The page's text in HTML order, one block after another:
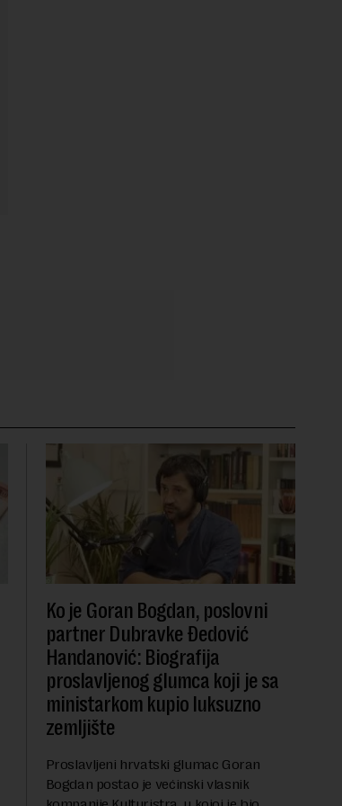
Ko je Goran Bogdan, poslovni
partner Dubravke Đedović
Handanović: Biografija
proslavljenog glumca koji je sa
ministarkom kupio luksuzno
zemljište
Proslavljeni hrvatski glumac Goran
Bogdan postao je većinski vlasnik